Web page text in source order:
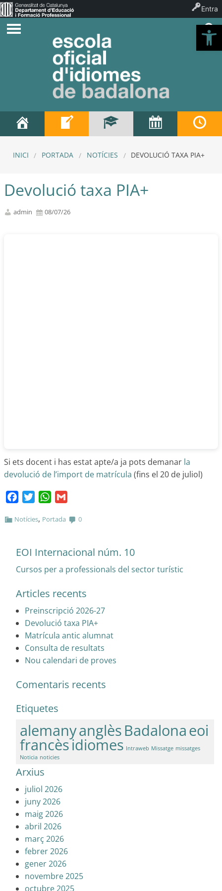
INICI PORTADA NOTÍCIES DEVOLUCIÓ TAXA PIA+
Devolució taxa PIA+
admin 08/07/26
Si ets docent i has estat apte/a ja pots demanar la
devolució de l’import de matrícula (fins el 20 de juliol)
FacebookTwitterWhatsApp
Notícies, Portada 0
EOI Internacional núm. 10
Cursos per a professionals del sector turístic
Articles recents
Preinscripció 2026-27
Devolució taxa PIA+
Matrícula antic alumnat
Consulta de resultats
Nou calendari de proves
Comentaris recents
Etiquetes
alemanyanglèsBadalonaeoi
francèsidiomes Intraweb Missatge missatges
Noticia noticies
Arxius
juliol 2026
juny 2026
maig 2026
abril 2026
març 2026
febrer 2026
gener 2026
novembre 2025
octubre 2025
Entra